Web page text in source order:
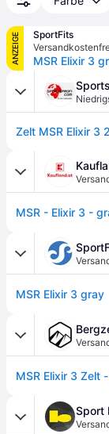
ANZEIGE
SportFits
MSR Elixir 3
Zelt MSR Elixir 3
MSR Elixir 3 gray
Sport